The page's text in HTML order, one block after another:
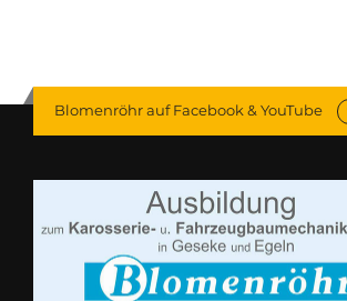
Blomenröhr auf Facebook & YouTube